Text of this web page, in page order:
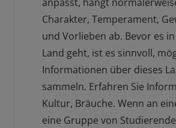
anpasst, hängt
Charakter, Temperament,
und Vorlieben ab. Bevor es
Land geht, ist es sinnvoll,
Informationen über dieses
sammeln. Erfahren Sie
Kultur, Bräuche. Wenn an
eine Gruppe von